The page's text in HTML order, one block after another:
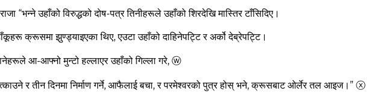
“भन्‍ने उहाँको विरुद्धको दोष-पत्र तिनीहरूले उहाँको शिरदेखि मास्‍तिर टाँसिदिए।
क्रूसमा झुण्‍ड्याइएका थिए, एउटा उहाँको दाहिनेपट्टि र अर्को देब्रेपट्टि।
आ-आफ्‍नो मुन्‍टो हल्‍लाएर उहाँको गिल्‍ला गरे, ⓦ
र तीन दिनमा निर्माण गर्ने, आफैलाई बचा, र परमेश्‍वरको पुत्र होस्‌ भने, क्रूसबाट ओर्लेर तल आइज।” ⓧ